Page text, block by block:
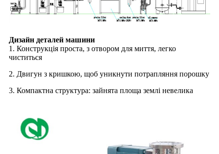
Дизайн деталей машини
1. Конструкція проста, з отвором для миття, легко
чиститься
2. Двигун з кришкою, щоб уникнути потрапляння порошку
3. Компактна структура: зайнята площа землі невелика